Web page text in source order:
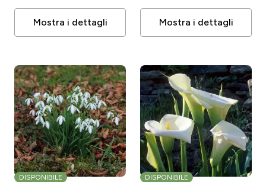
Mostra i dettagli Mostra i dettagli
DISPONIBILE DISPONIBILE